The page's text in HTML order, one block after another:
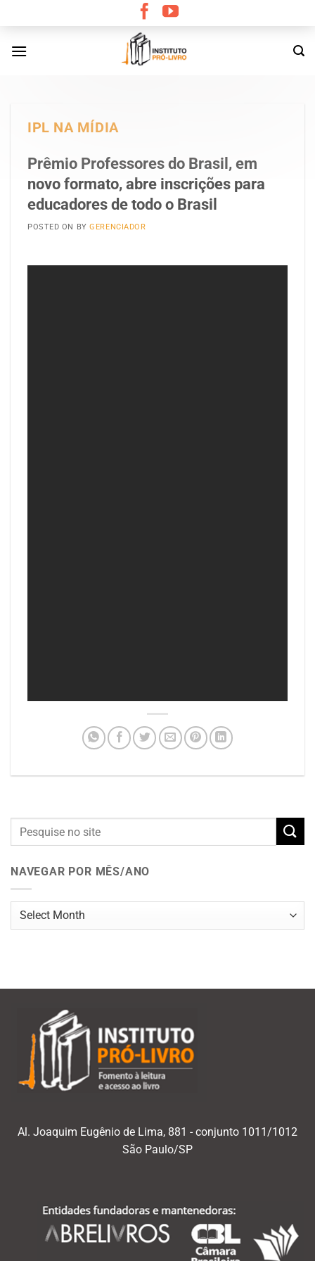
content
IPL NA MÍDIA
Prêmio Professores do Brasil, em
novo formato, abre inscrições para
educadores de todo o Brasil
POSTED ON BYGERENCIADOR
NAVEGAR POR MÊS/ANO
Navegar
Al. Joaquim Eugênio de Lima, 881 - conjunto 1011/1012
São Paulo/SP